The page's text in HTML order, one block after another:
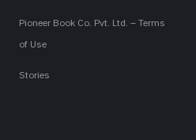
Pioneer Book Co. Pvt. Ltd. – Terms
of Use
Stories